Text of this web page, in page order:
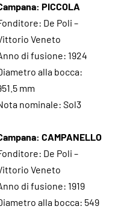
PICCOLA
De Poli –
Veneto
di fusione: 1924
alla bocca:
mm
nominale: Sol3
CAMPANELLO
De Poli –
Veneto
di fusione: 1919
alla bocca: 549